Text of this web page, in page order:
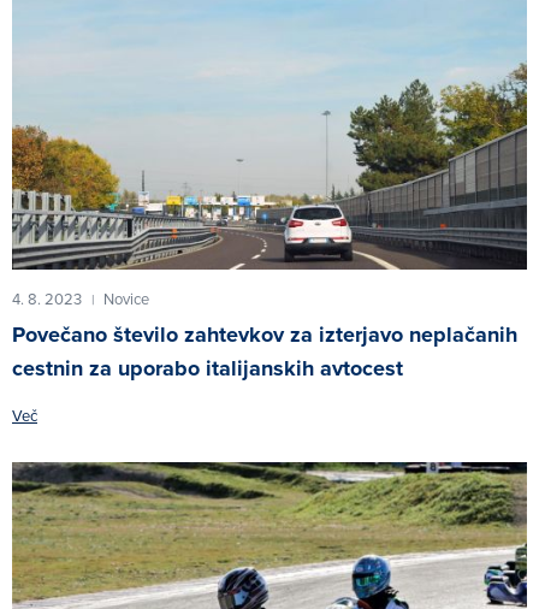
4. 8. 2023 | Novice
Povečano število zahtevkov za izterjavo neplačanih
cestnin za uporabo italijanskih avtocest
Več